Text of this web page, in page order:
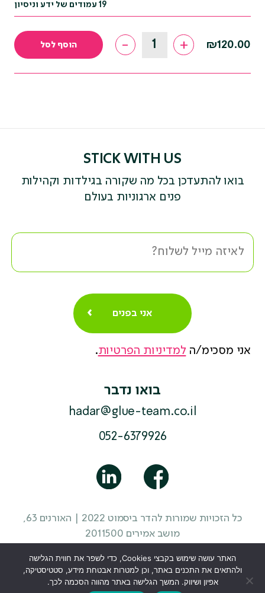
19 עמודים של ידע וניסיון
₪120.00
+ מדריך
- הוסף לסל
STICK WITH US
בואו להתעדכן בכל מה שקורה בגילדות וקהילות
פנים ארגוניות בעולם
אני מסכימ/ה למדיניות הפרטיות.
בואו נדבר
hadar@glue-team.co.il
052-6379926
כל הזכויות שמורות להדר ביסמוט 2022 | האורנים 63,
מושב אמירים 2011500
אתר
סטודיו מוזי
האתר עושה שימוש בקבצי Cookies, כדי לשפר את חווית הגלישה
ולהתאים את התכנים באתר, וכן למטרות אבטחת מידע, סטטיסטיקה,
אפיון ושיווק. המשך הגלישה באתר מהווה הסכמה לכך.